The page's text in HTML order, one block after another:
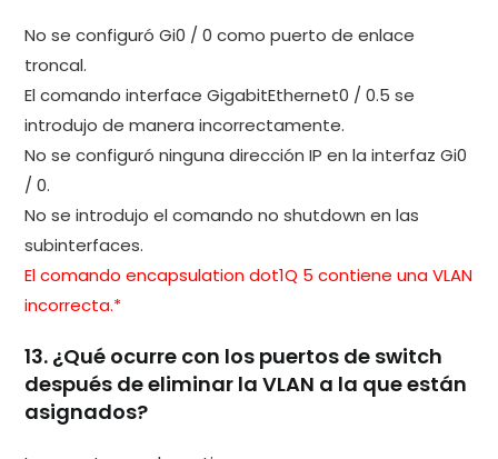
No se configuró Gi0 / 0 como puerto de enlace
troncal.
El comando interface GigabitEthernet0 / 0.5 se
introdujo de manera incorrectamente.
No se configuró ninguna dirección IP en la interfaz Gi0
/ 0.
No se introdujo el comando no shutdown en las
subinterfaces.
El comando encapsulation dot1Q 5 contiene una VLAN
incorrecta.*
13. ¿Qué ocurre con los puertos de switch
después de eliminar la VLAN a la que están
asignados?